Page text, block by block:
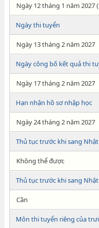
Ngày 12 tháng 1 năm
Ngày thi tuyển
Ngày 13 tháng 2 năm 2027
Ngày công bố kết quả thi
Ngày 17 tháng 2 năm 2027
Hạn nhận hồ sơ nhập học
Ngày 24 tháng 2 năm 2027
Thủ tục trước khi sang
Không thể được
Thủ tục trước khi sang
Cần
Môn thi tuyển riêng của